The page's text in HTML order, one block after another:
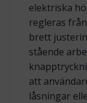
elektriska
regleras
brett
stående
att
låsningar